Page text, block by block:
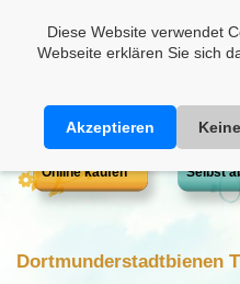
Diese Website verwendet
Webseite erklären Sie sich
Akzeptieren
Online kaufen Selbst
Dortmunderstadtbienen